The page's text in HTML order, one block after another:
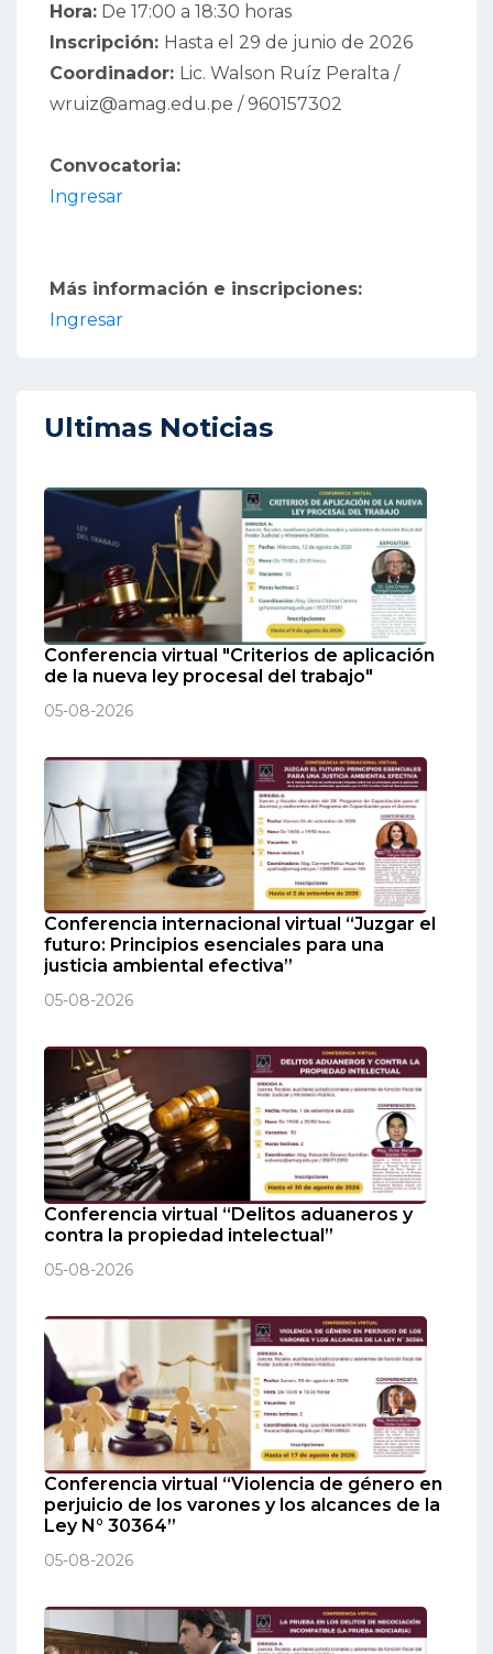
Hora: De 17:00 a 18:30 horas
Inscripción: Hasta el 29 de junio de 2026
Coordinador: Lic. Walson Ruíz Peralta /
wruiz@amag.edu.pe / 960157302
Convocatoria:
Ingresar
Más información e inscripciones:
Ingresar
Ultimas Noticias
Conferencia virtual "Criterios de aplicación
de la nueva ley procesal del trabajo"
05-08-2026
Conferencia internacional virtual “Juzgar el
futuro: Principios esenciales para una
justicia ambiental efectiva”
05-08-2026
Conferencia virtual “Delitos aduaneros y
contra la propiedad intelectual”
05-08-2026
Conferencia virtual “Violencia de género en
perjuicio de los varones y los alcances de la
Ley N° 30364”
05-08-2026